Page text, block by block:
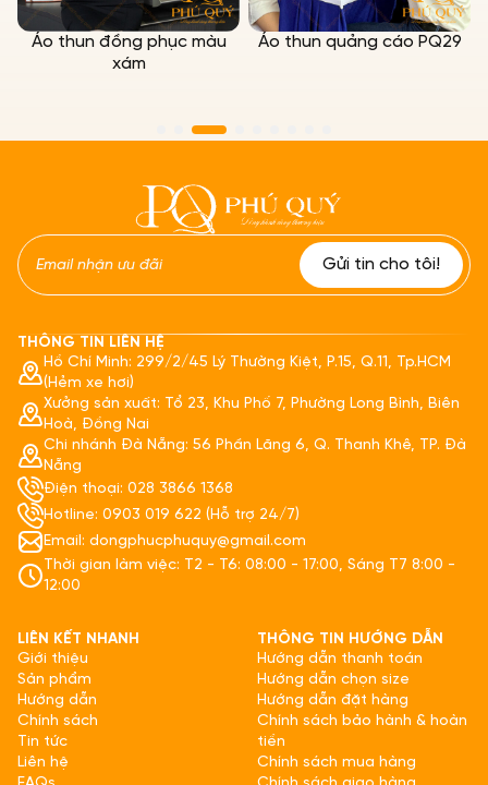
Áo thun đồng phục màu
xám
Áo thun quảng cáo PQ29
THÔNG TIN LIÊN HỆ
Hồ Chí Minh: 299/2/45 Lý Thường Kiệt, P.15, Q.11, Tp.HCM
(Hẻm xe hơi)
Xưởng sản xuất: Tổ 23, Khu Phố 7, Phường Long Bình, Biên
Hoà, Đồng Nai
Chi nhánh Đà Nẵng: 56 Phần Lăng 6, Q. Thanh Khê, TP. Đà
Nẵng
Điện thoại: 028 3866 1368
Hotline: 0903 019 622 (Hỗ trợ 24/7)
Email: dongphucphuquy@gmail.com
Thời gian làm việc: T2 - T6: 08:00 - 17:00, Sáng T7 8:00 -
12:00
LIÊN KẾT NHANH
Giới thiệu
Sản phẩm
Hướng dẫn
Chính sách
Tin tức
Liên hệ
THÔNG TIN HƯỚNG DẪN
Hướng dẫn thanh toán
Hướng dẫn chọn size
Hướng dẫn đặt hàng
Chính sách bảo hành & hoàn
tiền
Chính sách mua hàng